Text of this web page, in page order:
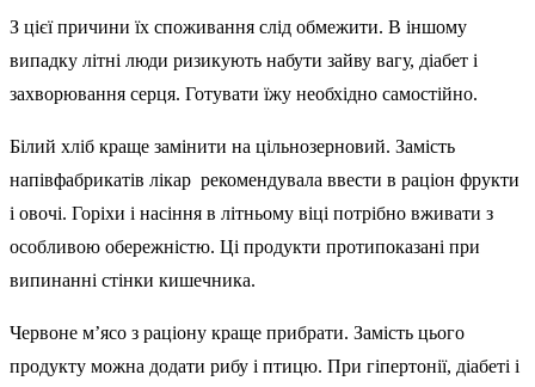
З цієї причини їх споживання слід обмежити. В іншому
випадку літні люди ризикують набути зайву вагу, діабет і
захворювання серця. Готувати їжу необхідно самостійно.
Білий хліб краще замінити на цільнозерновий. Замість
напівфабрикатів лікар рекомендувала ввести в раціон фрукти
і овочі. Горіхи і насіння в літньому віці потрібно вживати з
особливою обережністю. Ці продукти протипоказані при
випинанні стінки кишечника.
Червоне м’ясо з раціону краще прибрати. Замість цього
продукту можна додати рибу і птицю. При гіпертонії, діабеті і